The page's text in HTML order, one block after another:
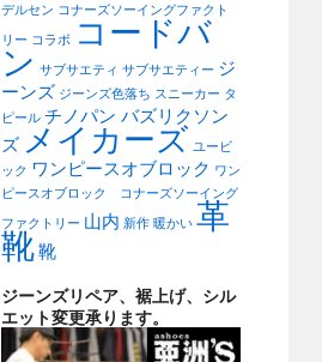
デルセン コナーズソーイングファクト
リー コラボ コードバ
ン サブサエティ サブサエティー ジ
ーンズ ジーンズ色落ち スニーカー タ
ピール チノパン バズリクソン
ズ メイカーズ ユービ
ック ワンピースオブロック ワン
ピースオブロック コナーズソーイング
ファクトリー 山内 新作 暖かい 革
靴靴
ジーンズリペア、裾上げ、シル
エット変更承ります。